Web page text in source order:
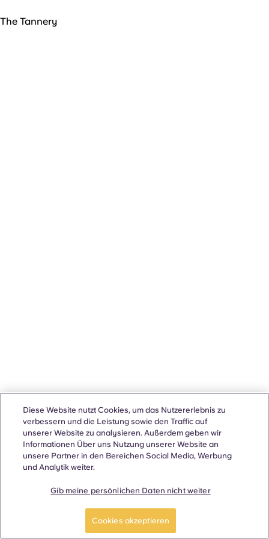
The Tannery
Diese Website nutzt Cookies, um das Nutzererlebnis zu
verbessern und die Leistung sowie den Traffic auf
unserer Website zu analysieren. Außerdem geben wir
Informationen Über uns Nutzung unserer Website an
unsere Partner in den Bereichen Social Media, Werbung
und Analytik weiter.
Gib meine persönlichen Daten nicht weiter
Cookies akzeptieren